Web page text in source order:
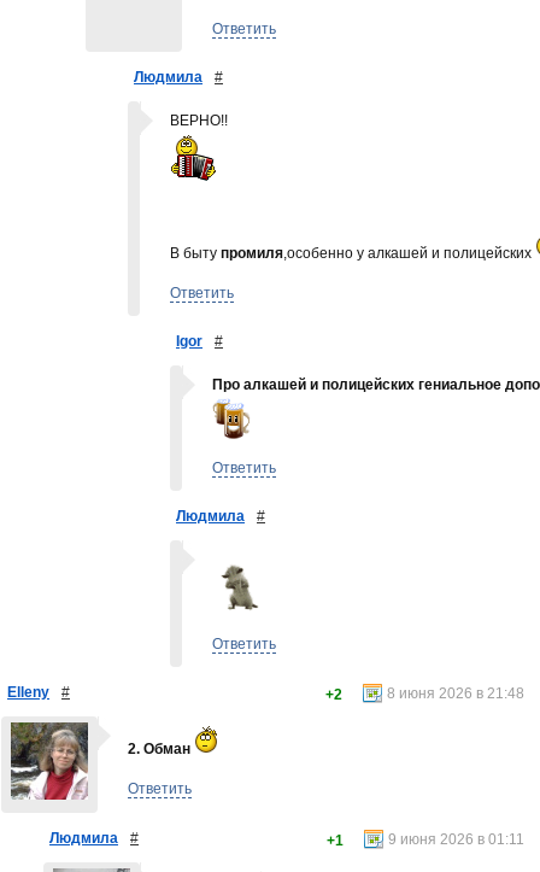
Ответить
Людмила #
ВЕРНО!!
В быту промиля,особенно у алкашей и полицейских
Ответить
Igor #
Про алкашей и полицейских гениальное
Ответить
Людмила #
Ответить
Elleny # 8 июня 2026 в 21:48
+2
2. Обман
Ответить
Людмила # 9 июня 2026 в 01:11
+1